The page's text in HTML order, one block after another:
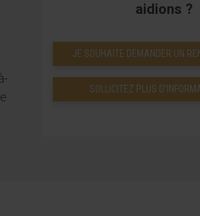
aidions ?
JE SOUHAITE DEMANDER UN
SOLLICITEZ PLUS